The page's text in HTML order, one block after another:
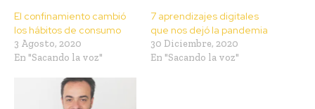
El confinamiento cambió
los hábitos de consumo
3 Agosto, 2020
En "Sacando la voz"
7 aprendizajes digitales
que nos dejó la pandemia
30 Diciembre, 2020
En "Sacando la voz"